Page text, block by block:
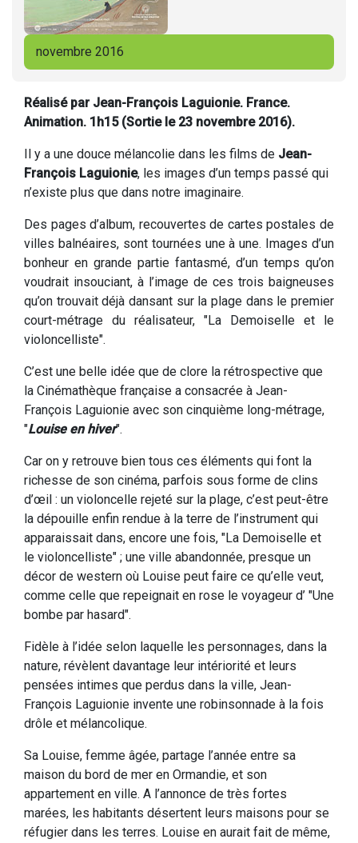
novembre 2016
Réalisé par Jean-François Laguionie. France.
Animation. 1h15 (Sortie le 23 novembre 2016).
Il y a une douce mélancolie dans les films de Jean-
François Laguionie, les images d’un temps passé qui
n’existe plus que dans notre imaginaire.
Des pages d’album, recouvertes de cartes postales de
villes balnéaires, sont tournées une à une. Images d’un
bonheur en grande partie fantasmé, d’un temps qu’on
voudrait insouciant, à l’image de ces trois baigneuses
qu’on trouvait déjà dansant sur la plage dans le premier
court-métrage du réalisateur, "La Demoiselle et le
violoncelliste".
C’est une belle idée que de clore la rétrospective que
la Cinémathèque française a consacrée à Jean-
François Laguionie avec son cinquième long-métrage,
"Louise en hiver".
Car on y retrouve bien tous ces éléments qui font la
richesse de son cinéma, parfois sous forme de clins
d’œil : un violoncelle rejeté sur la plage, c’est peut-être
la dépouille enfin rendue à la terre de l’instrument qui
apparaissait dans, encore une fois, "La Demoiselle et
le violoncelliste" ; une ville abandonnée, presque un
décor de western où Louise peut faire ce qu’elle veut,
comme celle que repeignait en rose le voyageur d’ "Une
bombe par hasard".
Fidèle à l’idée selon laquelle les personnages, dans la
nature, révèlent davantage leur intériorité et leurs
pensées intimes que perdus dans la ville, Jean-
François Laguionie invente une robinsonnade à la fois
drôle et mélancolique.
Sa Louise, femme âgée, partage l’année entre sa
maison du bord de mer en Ormandie, et son
appartement en ville. A l’annonce de très fortes
marées, les habitants désertent leurs maisons pour se
réfugier dans les terres. Louise en aurait fait de même,